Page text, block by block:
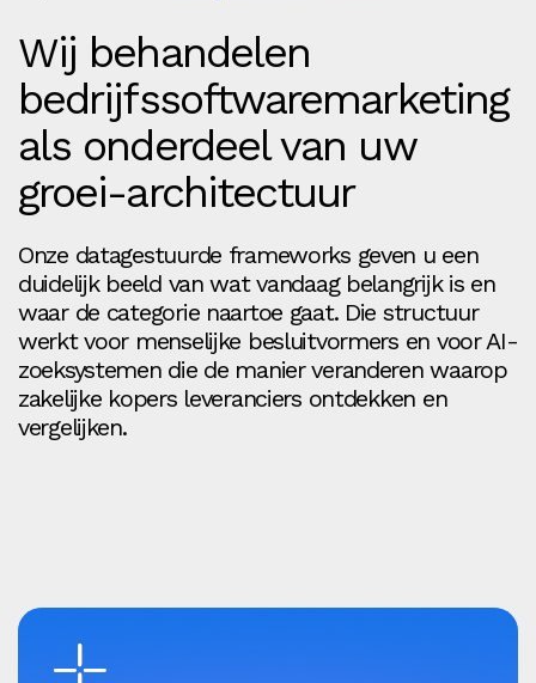
Wij behandelen
bedrijfssoftwaremarketing
als onderdeel van uw
groei-architectuur
Onze datagestuurde frameworks geven u een
duidelijk beeld van wat vandaag belangrijk is en
waar de categorie naartoe gaat. Die structuur
werkt voor menselijke besluitvormers en voor AI-
zoeksystemen die de manier veranderen waarop
zakelijke kopers leveranciers ontdekken en
vergelijken.